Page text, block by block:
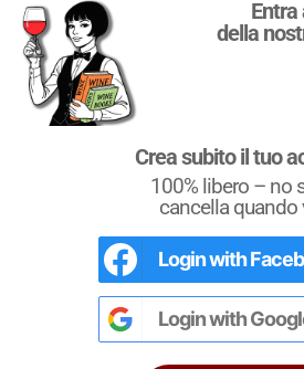
Marchio Reg. | P.IVA
Condizioni d'uso|Privacy Policy|
cookie
Conoscere il Vino
Un testo completo per
mondo del vino. Un
esperti e i Sommeliers.
Entra
della
Crea subito il tuo
100% libero – no
cancella quando
Login with
Login with